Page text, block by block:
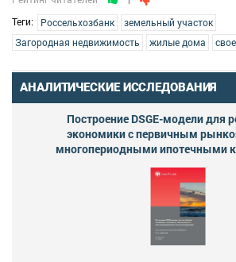
Теги:
Россельхозбанк
земельный участок
Загородная недвижимость
жилые дома
АНАЛИТИЧЕСКИЕ ИССЛЕДОВАНИЯ
Построение DSGE-модели для
экономики с первичным
многопериодными ипотечными